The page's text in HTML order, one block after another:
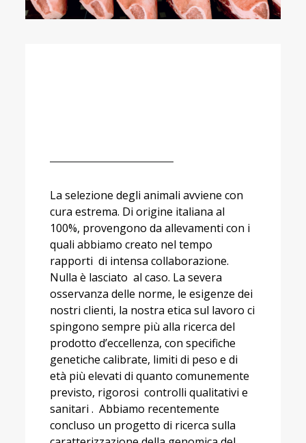
La selezione degli animali avviene con
cura estrema. Di origine italiana al
100%, provengono da allevamenti con i
quali abbiamo creato nel tempo
rapporti di intensa collaborazione.
Nulla è lasciato al caso. La severa
osservanza delle norme, le esigenze dei
nostri clienti, la nostra etica sul lavoro ci
spingono sempre più alla ricerca del
prodotto d’eccellenza, con specifiche
genetiche calibrate, limiti di peso e di
età più elevati di quanto comunemente
previsto, rigorosi controlli qualitativi e
sanitari . Abbiamo recentemente
concluso un progetto di ricerca sulla